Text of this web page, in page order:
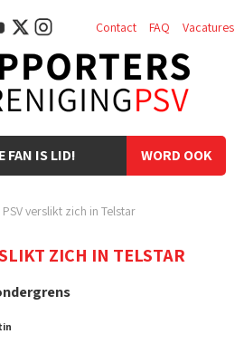
WORD OOK
FAN IS LID!
Contact FAQ Vacatures
verslikt zich in Telstar
ZICH IN TELSTAR